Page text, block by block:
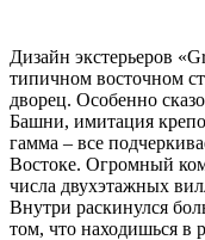
Дизайн экстерьеров
типичном восточном
дворец. Особенно
Башни, имитация
гамма – все
Востоке. Огромный
числа двухэтажных
Внутри раскинулся
том, что находишься в